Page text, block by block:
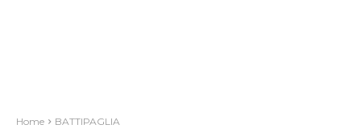
Home BATTIPAGLIA